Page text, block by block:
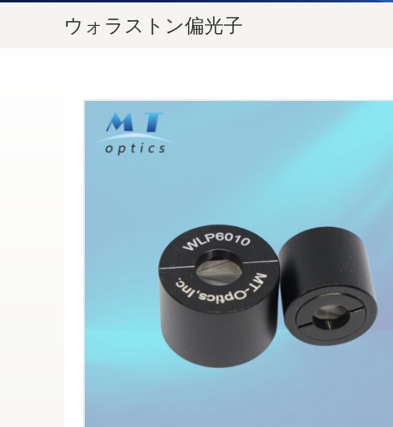
ウォラストン偏光子